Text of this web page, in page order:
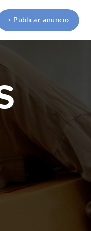
+ Publicar anuncio